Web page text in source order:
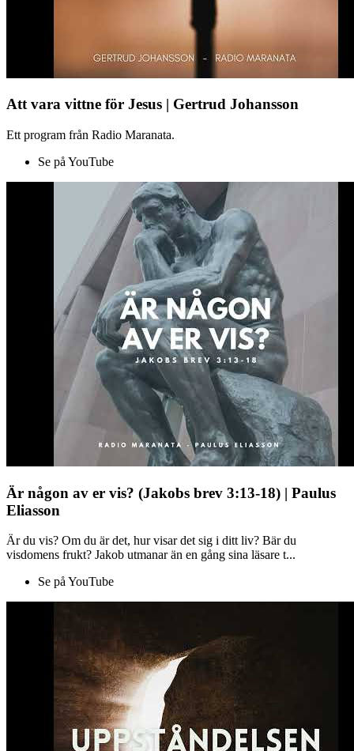
Att vara vittne för Jesus | Gertrud Johansson
Ett program från Radio Maranata.
Se på YouTube
Är någon av er vis? (Jakobs brev 3:13-18) | Paulus
Eliasson
Är du vis? Om du är det, hur visar det sig i ditt liv? Bär du
visdomens frukt? Jakob utmanar än en gång sina läsare t...
Se på YouTube